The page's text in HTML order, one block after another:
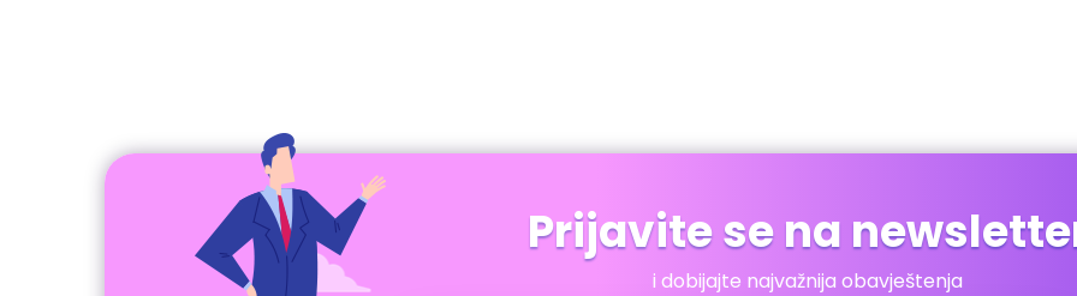
Prijavite se na
i dobijajte najvažnija obavještenja